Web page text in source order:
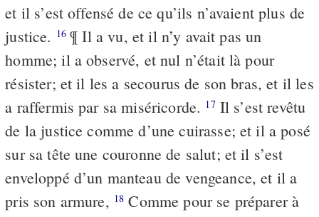
et il s’est offensé de ce qu’ils n’avaient plus de
justice. 16 ¶ Il a vu, et il n’y avait pas un
homme; il a observé, et nul n’était là pour
résister; et il les a secourus de son bras, et il les
a raffermis par sa miséricorde. 17Il s’est revêtu
de la justice comme d’une cuirasse; et il a posé
sur sa tête une couronne de salut; et il s’est
enveloppé d’un manteau de vengeance, et il a
pris son armure, 18 Comme pour se préparer à